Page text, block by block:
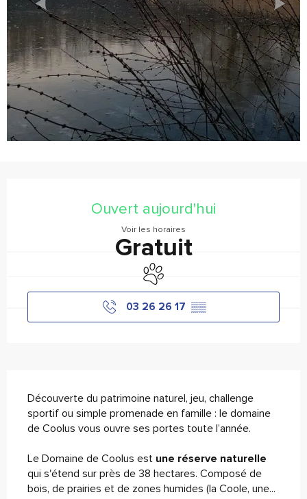
Ouvert aujourd'hui
Voir les horaires
Gratuit
Animaux acceptés
03 26 26 17 ▒▒
Découverte du patrimoine naturel, jeu, challenge
sportif ou simple promenade en famille : le domaine
de Coolus vous ouvre ses portes toute l’année.
Le Domaine de Coolus est une réserve naturelle
qui s'étend sur près de 38 hectares. Composé de
bois, de prairies et de zones humides (la Coole, une...